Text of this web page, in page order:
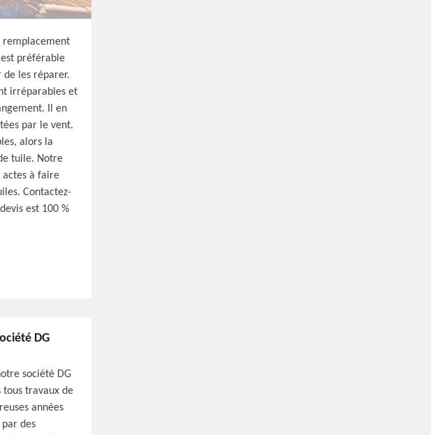
remplacement
préférable
les réparer.
irréparables et
Il en
par le vent.
alors la
tuile. Notre
actes à faire
Contactez-
est 100 %
DG
société DG
tous travaux de
années
des